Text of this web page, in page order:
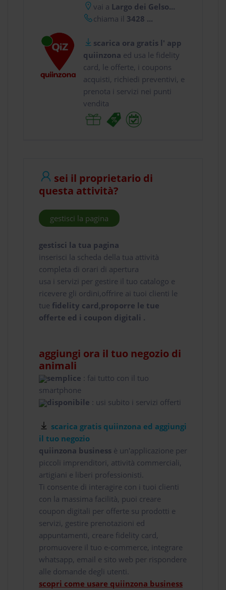
vai a Largo dei Gelso...
chiama il 3428 ...
scarica ora gratis l' app
quiinzona ed usa le fidelity
card, le offerte, i coupons
acquisti, richiedi preventivi, e
prenota i servizi nei punti
vendita
sei il proprietario di
questa attività?
gestisci la pagina
gestisci la tua pagina
inserisci la scheda della tua attività
completa di orari di apertura
usa i servizi per gestire il tuo catalogo e
ricevere gli ordini,offrire ai tuoi clienti le
tue fidelity card,proporre le tue
offerte ed i coupon digitali .
aggiungi ora il tuo negozio di
animali
semplice : fai tutto con il tuo
smartphone
disponibile : usi subito i servizi offerti
scarica gratis quiinzona ed aggiungi
il tuo negozio
quiinzona business è un'applicazione per
piccoli imprenditori, attività commerciali,
artigiani e liberi professionisti.
Ti consente di interagire con i tuoi clienti
con la massima facilità, puoi creare
coupon digitali per offerte su prodotti e
servizi, gestire prenotazioni ed
appuntamenti, creare fidelity card,
promuovere il tuo e-commerce, integrare
whatsapp, email e sito web per rispondere
alle domande degli utenti.
scopri come usare quiinzona business